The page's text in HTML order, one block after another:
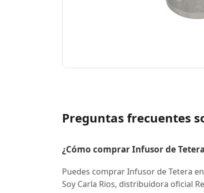
Preguntas frecuentes
¿Cómo comprar Infusor de
Puedes comprar Infusor de Tetera
Soy Carla Rios, distribuidora oficial